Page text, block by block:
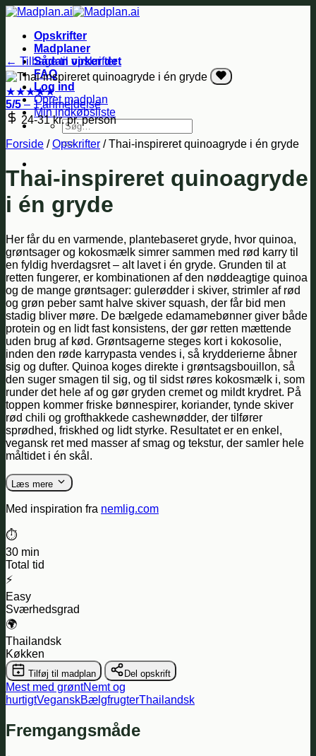
Fortsæt
indholdOpskrifter
Madplaner
Sådan virker det
FAQ
Log ind
Opret madplan
Min indkøbsliste
Søg
efter:
← Tilbage til opskrifter
★★★★★
5/5 – 1 anmeldelse
24-31 kr. pr. person
Forside /Opskrifter /Thai-inspireret quinoagryde i én gryde
Thai-inspireret quinoagryde
i én gryde
Her får du en varmende, plantebaseret gryde, hvor quinoa,
grøntsager og kokosmælk simrer sammen med rød karry til
en fyldig hverdagsret – alt lavet i én gryde. Grunden til at
retten fungerer, er kombinationen af den nøddeagtige quinoa
og de mange grøntsager: gulerødder i skiver, strimler af rød
og grøn peber samt halve skiver squash, der får bid men
stadig bliver møre. De bælgede edamamebønner giver både
protein og en lidt fast konsistens, der gør retten mættende
uden brug af kød. Grøntsagerne steges kort i kokosolie,
inden den røde karrypasta vendes i, så krydderierne åbner
sig og dufter. Quinoa koges direkte i grøntsagsbouillon, så
den suger smagen til sig, og til sidst røres kokosmælk i, som
runder det hele af og gør gryden cremet og mildt krydret. På
toppen kommer friske bønnespirer, koriander, tynde skiver
rød chili og grofthakkede cashewnødder, der tilfører
sprødhed, friskhed og lidt styrke. Resultatet er en enkel,
vegansk ret med masser af smag og tekstur, der samler hele
måltidet i én skål.
Læs mere
Med inspiration fra nemlig.com
⏱️
30 min
Total tid
⚡
Easy
Sværhedsgrad
🌍
Thailandsk
Køkken
Tilføj til madplan Del opskrift
Mest med grøntNemt og
hurtigtVeganskBælgfrugterThailandsk
Fremgangsmåde